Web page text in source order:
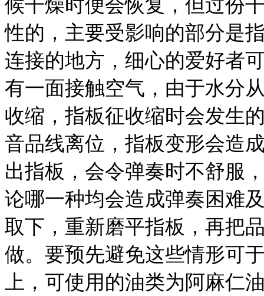
候干燥时便会恢复，但过份
性的，主要受影响的部分是
连接的地方，细心的爱好者
有一面接触空气，由于水分
收缩，指板征收缩时会发生
音品线离位，指板变形会造
出指板，会令弹奏时不舒服
论哪一种均会造成弹奏困难
取下，重新磨平指板，再把
做。要预先避免这些情形可
上，可使用的油类为阿麻仁